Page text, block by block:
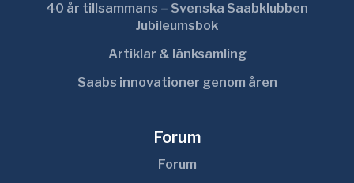
40 år tillsammans – Svenska Saabklubben
Jubileumsbok
Artiklar & länksamling
Saabs innovationer genom åren
Forum
Forum